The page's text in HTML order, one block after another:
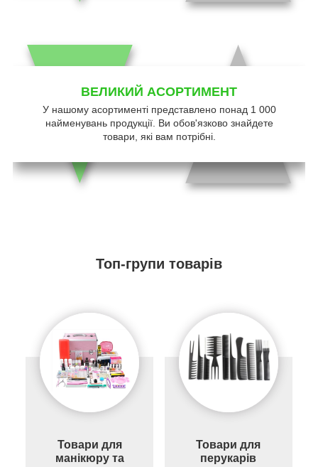
ВЕЛИКИЙ АСОРТИМЕНТ
У нашому асортименті представлено понад 1 000
найменувань продукції. Ви обов'язково знайдете
товари, які вам потрібні.
Топ-групи товарів
Товари для
манікюру та
Товари для
перукарів